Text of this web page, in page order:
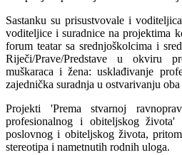
Sastanku su prisustvovale i
voditeljice i suradnice na projektima
forum teatar sa srednjoškolcima i
Riječi/Prave/Predstave u okviru
muškaraca i žena: usklađivanje
zajednička suradnja u ostvarivanju
Projekti 'Prema stvarnoj
profesionalnog i obiteljskog
poslovnog i obiteljskog života,
stereotipa i nametnutih rodnih uloga.